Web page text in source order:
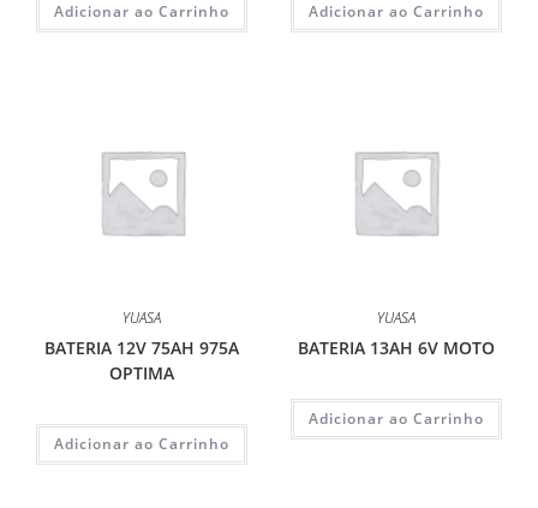
Adicionar ao Carrinho Adicionar ao Carrinho
YUASA
BATERIA 12V 75AH 975A
OPTIMA
Adicionar ao Carrinho
YUASA
BATERIA 13AH 6V MOTO
Adicionar ao Carrinho